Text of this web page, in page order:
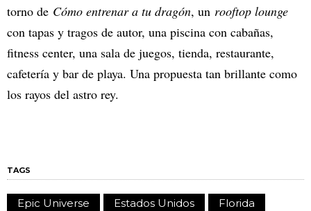
torno de Cómo entrenar a tu dragón, un rooftop lounge
con tapas y tragos de autor, una piscina con cabañas,
fitness center, una sala de juegos, tienda, restaurante,
cafetería y bar de playa. Una propuesta tan brillante como
los rayos del astro rey.
TAGS
Epic Universe Estados Unidos
Florida